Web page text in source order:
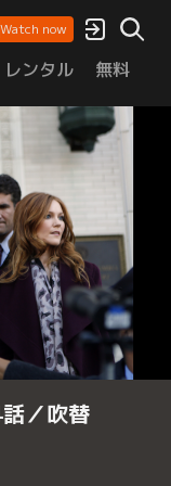
Watch now
レンタル 無料
／吹替